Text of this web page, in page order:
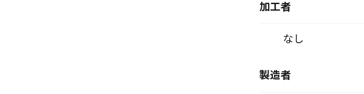
加工者
なし
製造者